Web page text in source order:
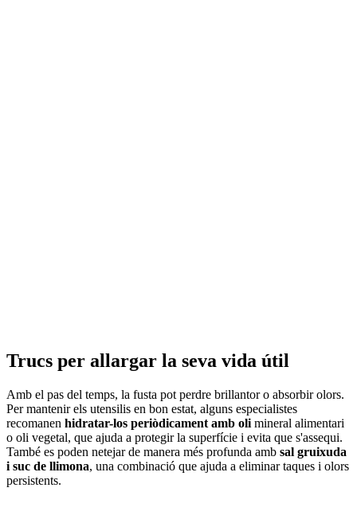
Trucs per allargar la seva vida útil
Amb el pas del temps, la fusta pot perdre brillantor o absorbir olors.
Per mantenir els utensilis en bon estat, alguns especialistes
recomanen hidratar-los periòdicament amb oli mineral alimentari
o oli vegetal, que ajuda a protegir la superfície i evita que s'assequi.
També es poden netejar de manera més profunda amb sal gruixuda
i suc de llimona, una combinació que ajuda a eliminar taques i olors
persistents.